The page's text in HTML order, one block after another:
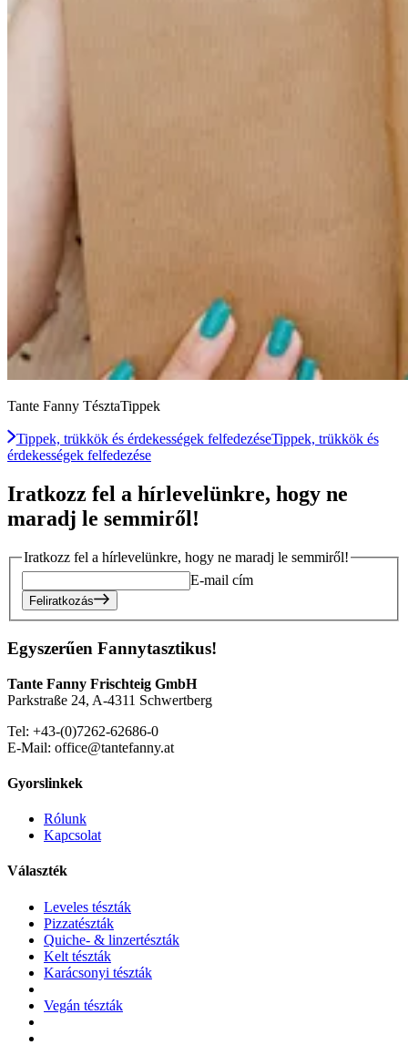
Tante Fanny TésztaTippek
Tippek, trükkök és érdekességek felfedezéseTippek, trükkök és
érdekességek felfedezése
Iratkozz fel a hírlevelünkre, hogy ne
maradj le semmiről!
Iratkozz fel a hírlevelünkre, hogy ne maradj le semmiről!
E-mail cím
Feliratkozás
Egyszerűen Fannytasztikus!
Tante Fanny Frischteig GmbH
Parkstraße 24, A-4311 Schwertberg
Tel: +43-(0)7262-62686-0
E-Mail: office@tantefanny.at
Gyorslinkek
Rólunk
Kapcsolat
Választék
Leveles tészták
Pizzatészták
Quiche- & linzertészták
Kelt tészták
Karácsonyi tészták
Vegán tészták